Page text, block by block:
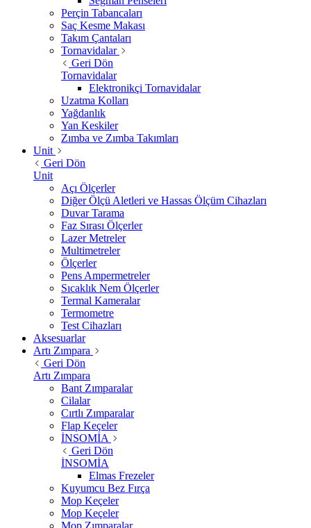
Perçin Tabancaları
Saç Kesme Makası
Takım Çantaları
Tornavidalar
Geri Dön
Tornavidalar
Elektronikçi Tornavidalar
Uzatma Kolları
Yağdanlık
Yan Keskiler
Zımba ve Zımba Takımları
Unit
Geri Dön
Unit
Açı Ölçerler
Diğer Ölçü Aletleri ve Hassas Ölçüm Cihazları
Duvar Tarama
Faz Sırası Ölçerler
Lazer Metreler
Multimetreler
Ölçerler
Pens Ampermetreler
Sıcaklık Nem Ölçerler
Termal Kameralar
Termometre
Test Cihazları
Aksesuarlar
Artı Zımpara
Geri Dön
Artı Zımpara
Bant Zımparalar
Cilalar
Cırtlı Zımparalar
Flap Keçeler
İNSOMİA
Geri Dön
İNSOMİA
Elmas Frezeler
Kuyumcu Bez Fırça
Mop Keçeler
Mop Keçeler
Mop Zımparalar